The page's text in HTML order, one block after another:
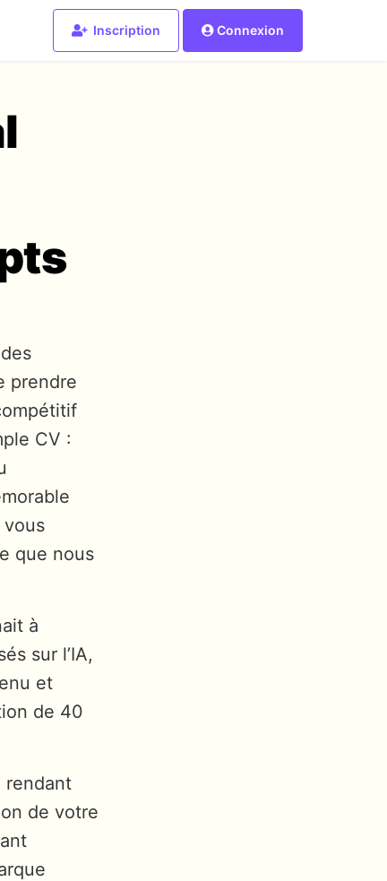
Inscription Connexion
prendre
CV :
que nous
à
sur l’IA,
et
de 40
rendant
de votre